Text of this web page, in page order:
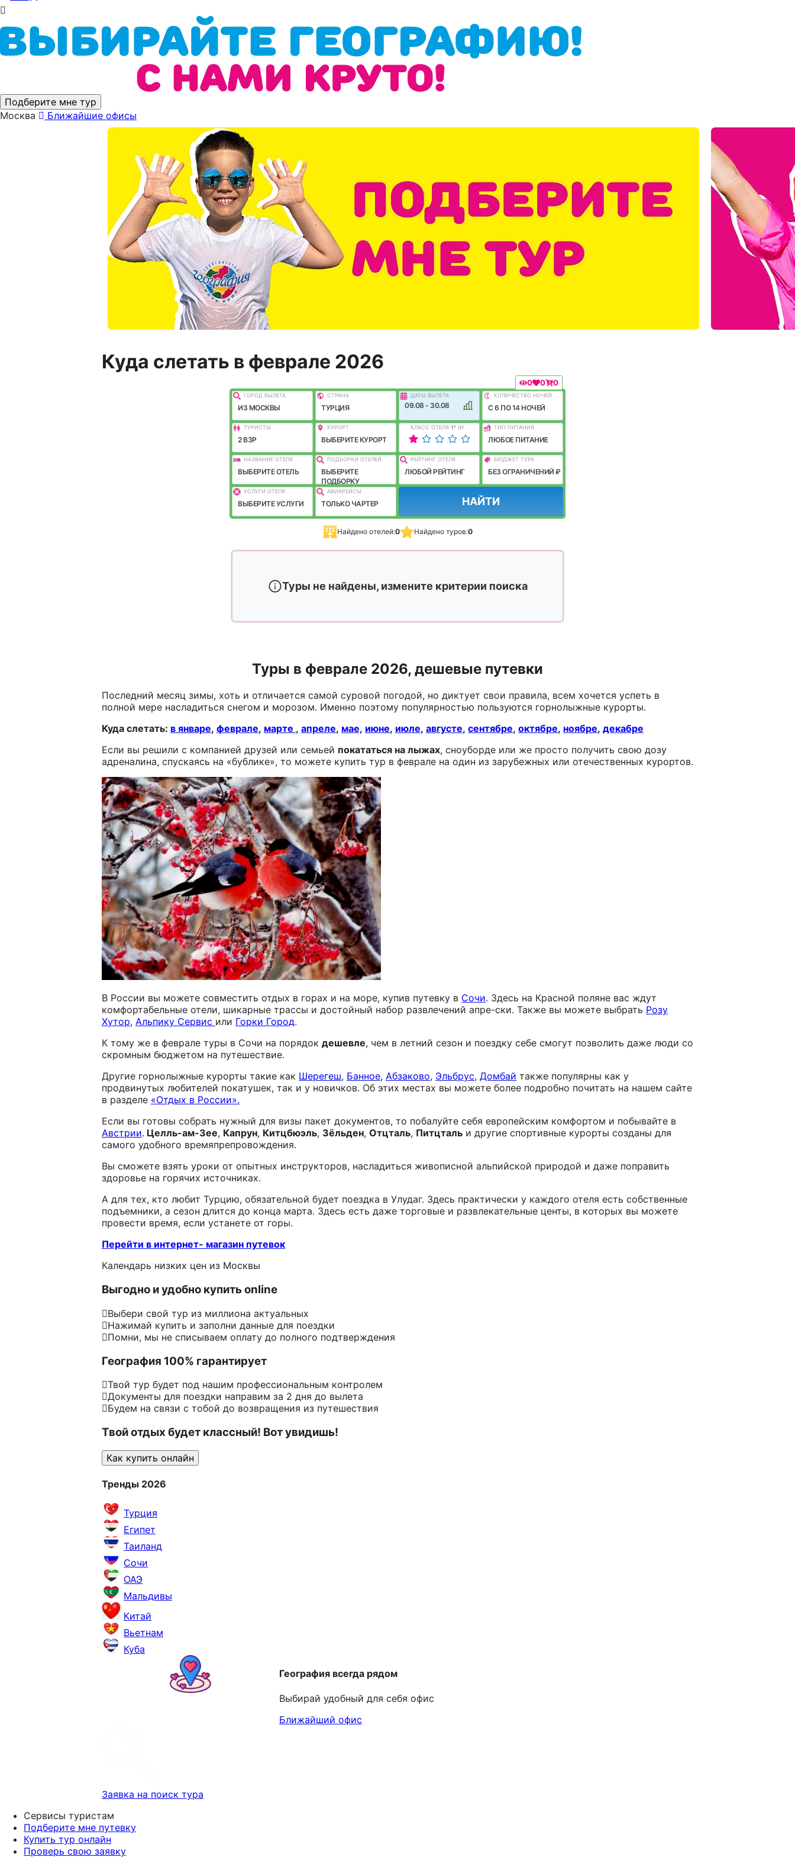
Подберите мне тур
Москва
Ближайшие офисы
Куда слетать в феврале 2026
0 0 0
ГОРОД ВЫЛEТА
ИЗ МОСКВЫ
СТРАНА
ТУРЦИЯ
ДАТЫ ВЫЛЕТА
09.08 - 30.08
КОЛИЧЕСТВО НОЧЕЙ
C 6 ПО 14 НОЧЕЙ
ТУРИСТЫ
2 ВЗР
КУРОРТ
ВЫБЕРИТЕ КУРОРТ
КЛАСС ОТЕЛЯ 1* (И
ЛУЧШЕ)
ТИП ПИТАНИЯ
ЛЮБОЕ ПИТАНИЕ
НАЗВАНИЕ ОТЕЛЯ
ВЫБЕРИТЕ ОТЕЛЬ
ПОДБОРКИ ОТЕЛЕЙ
ВЫБЕРИТЕ
ПОДБОРКУ
РЕЙТИНГ ОТЕЛЯ
ЛЮБОЙ РЕЙТИНГ
БЮДЖЕТ ТУРА
БЕЗ ОГРАНИЧЕНИЙ ₽
УСЛУГИ ОТЕЛЯ
ВЫБЕРИТЕ УСЛУГИ
АВИАРЕЙСЫ
ТОЛЬКО ЧАРТЕР НАЙТИ
Найдено отелей:0 Найдено туров:0
Туры не найдены, измените критерии поиска
Туры в феврале 2026, дешевые путевки
Последний месяц зимы, хоть и отличается самой суровой погодой, но диктует свои правила, всем хочется успеть в
полной мере насладиться снегом и морозом. Именно поэтому популярностью пользуются горнолыжные курорты.
Куда слетать: в январе, феврале, марте , апреле, мае, июне, июле, августе, сентябре, октябре, ноябре, декабре
Если вы решили с компанией друзей или семьей покататься на лыжах, сноуборде или же просто получить свою дозу
адреналина, спускаясь на «бублике», то можете купить тур в феврале на один из зарубежных или отечественных курортов.
В России вы можете совместить отдых в горах и на море, купив путевку в Сочи. Здесь на Красной поляне вас ждут
комфортабельные отели, шикарные трассы и достойный набор развлечений апре-ски. Также вы можете выбрать Розу
Хутор, Альпику Сервис или Горки Город.
К тому же в феврале туры в Сочи на порядок дешевле, чем в летний сезон и поездку себе смогут позволить даже люди со
скромным бюджетом на путешествие.
Другие горнолыжные курорты такие как Шерегеш, Банное, Абзаково, Эльбрус, Домбай также популярны как у
продвинутых любителей покатушек, так и у новичков. Об этих местах вы можете более подробно почитать на нашем сайте
в разделе «Отдых в России».
Если вы готовы собрать нужный для визы пакет документов, то побалуйте себя европейским комфортом и побывайте в
Австрии. Целль-ам-Зее, Капрун, Китцбюэль, Зёльден, Отцталь, Питцталь и другие спортивные курорты созданы для
самого удобного времяпрепровождения.
Вы сможете взять уроки от опытных инструкторов, насладиться живописной альпийской природой и даже поправить
здоровье на горячих источниках.
А для тех, кто любит Турцию, обязательной будет поездка в Улудаг. Здесь практически у каждого отеля есть собственные
подъемники, а сезон длится до конца марта. Здесь есть даже торговые и развлекательные центы, в которых вы можете
провести время, если устанете от горы.
Перейти в интернет- магазин путевок
Календарь низких цен из Москвы
Выгодно и удобно купить online
Выбери свой тур из миллиона актуальных
Нажимай купить и заполни данные для поездки
Помни, мы не списываем оплату до полного подтверждения
География 100% гарантирует
Твой тур будет под нашим профессиональным контролем
Документы для поездки направим за 2 дня до вылета
Будем на связи с тобой до возвращения из путешествия
Твой отдых будет классный! Вот увидишь!
Как купить онлайн
Тренды 2026
Турция
Египет
Таиланд
Сочи
ОАЭ
Мальдивы
Китай
Вьетнам
Куба
География всегда рядом
Выбирай удобный для себя офис
Ближайший офис
Заявка на поиск тура
Сервисы туристам
Подберите мне путевку
Купить тур онлайн
Проверь свою заявку